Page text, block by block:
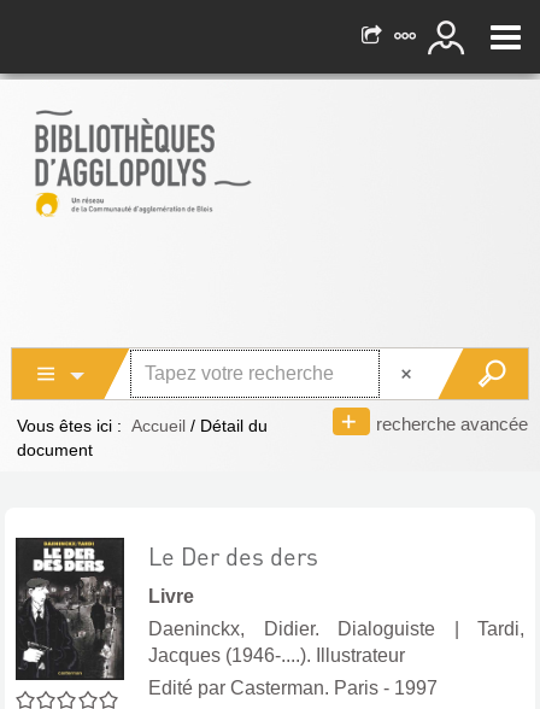
recherche avancée
Vous êtes ici : Accueil / Détail du
document
0/5
Le Der des ders
Livre
Daeninckx, Didier. Dialoguiste
Tardi,
Jacques (1946-....). Illustrateur
Edité par Casterman. Paris - 1997